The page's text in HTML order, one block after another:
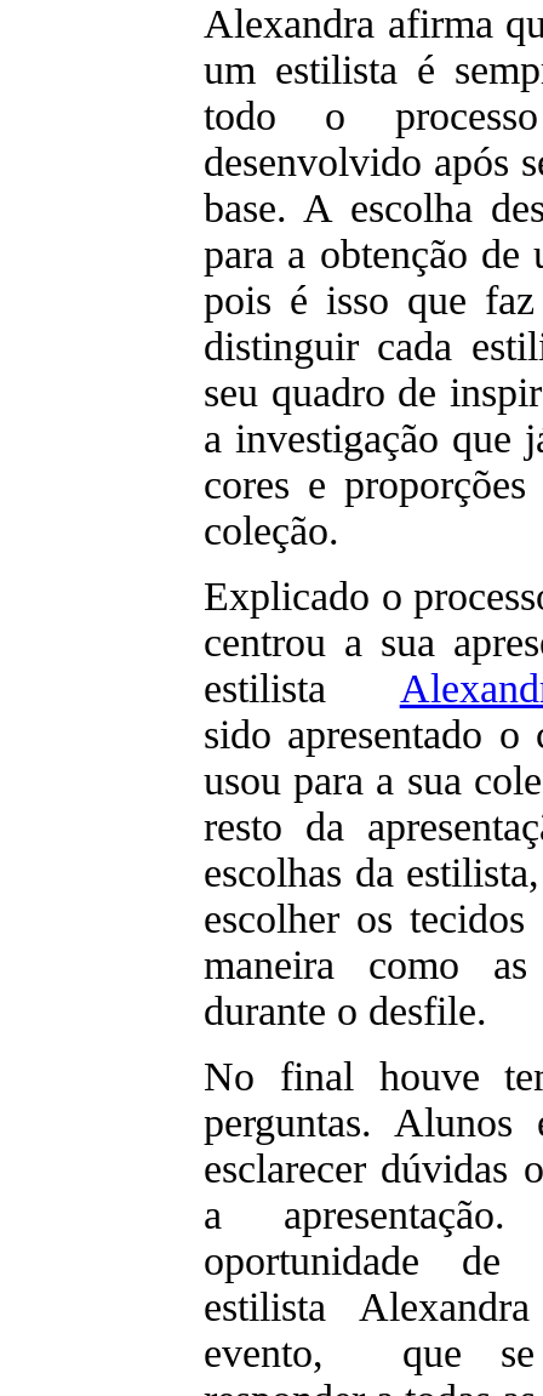
Alexandra afirma
um estilista é
todo o
desenvolvido após
base. A escolha
para a obtenção
pois é isso que
distinguir cada
seu quadro de
a investigação que
cores e
coleção.
Explicado o
centrou a sua
estilista
sido apresentado
usou para a sua
resto da
escolhas da
escolher os
maneira como as
durante o desfile.
No final houve
perguntas. Alunos
esclarecer dúvidas
a
oportunidade de
estilista
evento, que se